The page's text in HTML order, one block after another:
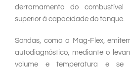
derramamento do
superior à capacidade do tanque.
Sondas, como a Mag-Flex,
autodiagnóstico, mediante o
volume e temperatura e se